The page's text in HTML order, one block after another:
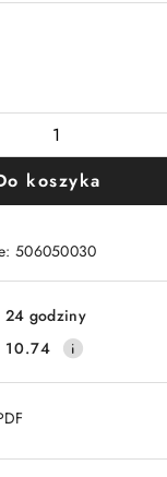
koszyka
506050030
Wyślij
24 godziny
10.74